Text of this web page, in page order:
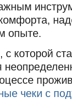
опыте.
которой
чеки с